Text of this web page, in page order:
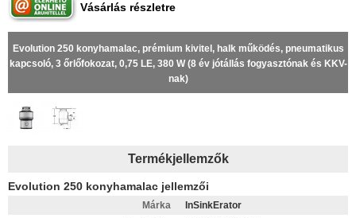
Vásárlás részletre
Evolution 250 konyhamalac, prémium kivitel, halk működés, pneumatikus
kapcsoló, 3 őrlőfokozat, 0,75 LE, 380 W (8 év jótállás fogyasztónak és KKV-
nak)
Termékjellemzők
Evolution 250 konyhamalac jellemzői
Márka
InSinkErator